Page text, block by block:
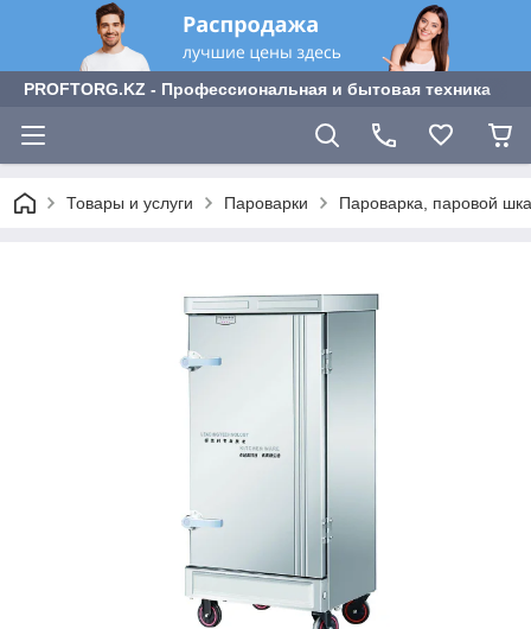
PROFTORG.KZ - Профессиональная и бытовая техника
Товары и услуги Пароварки Пароварка, паровой